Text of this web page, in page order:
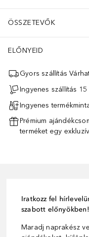
ÖSSZETEVŐK
ELŐNYEID
Gyors szállítás
Ingyenes szállítás 15
Ingyenes
Prémium
terméket egy
Iratkozz fel
szabott előnyökben!
Maradj naprakész